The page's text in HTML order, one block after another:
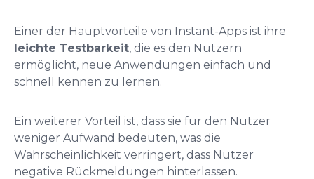
Einer der Hauptvorteile von Instant-Apps ist ihre
leichte Testbarkeit, die es den Nutzern
ermöglicht, neue Anwendungen einfach und
schnell kennen zu lernen.
Ein weiterer Vorteil ist, dass sie für den Nutzer
weniger Aufwand bedeuten, was die
Wahrscheinlichkeit verringert, dass Nutzer
negative Rückmeldungen hinterlassen.